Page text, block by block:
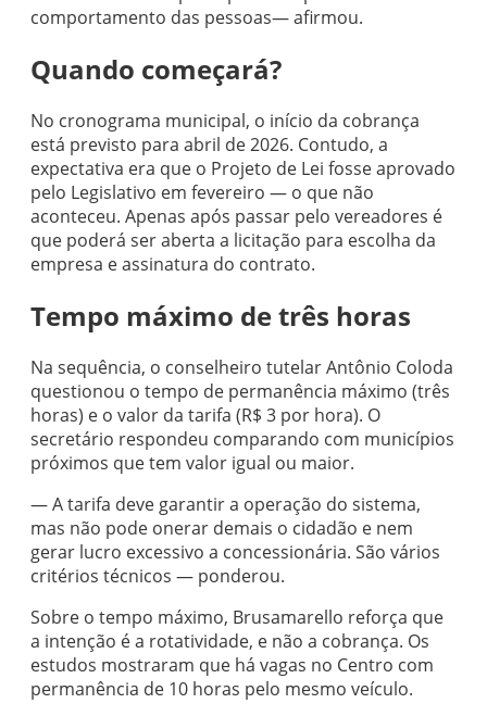
comportamento das pessoas— afirmou.
Quando começará?
No cronograma municipal, o início da cobrança
está previsto para abril de 2026. Contudo, a
expectativa era que o Projeto de Lei fosse aprovado
pelo Legislativo em fevereiro — o que não
aconteceu. Apenas após passar pelo vereadores é
que poderá ser aberta a licitação para escolha da
empresa e assinatura do contrato.
Tempo máximo de três horas
Na sequência, o conselheiro tutelar Antônio Coloda
questionou o tempo de permanência máximo (três
horas) e o valor da tarifa (R$ 3 por hora). O
secretário respondeu comparando com municípios
próximos que tem valor igual ou maior.
— A tarifa deve garantir a operação do sistema,
mas não pode onerar demais o cidadão e nem
gerar lucro excessivo a concessionária. São vários
critérios técnicos — ponderou.
Sobre o tempo máximo, Brusamarello reforça que
a intenção é a rotatividade, e não a cobrança. Os
estudos mostraram que há vagas no Centro com
permanência de 10 horas pelo mesmo veículo.